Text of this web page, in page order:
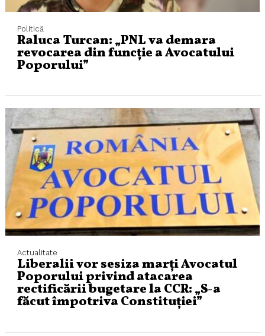
Politică
Raluca Turcan: „PNL va demara
revocarea din funcţie a Avocatului
Poporului”
Actualitate
Liberalii vor sesiza marți Avocatul
Poporului privind atacarea
rectificării bugetare la CCR: „S-a
făcut împotriva Constituției”